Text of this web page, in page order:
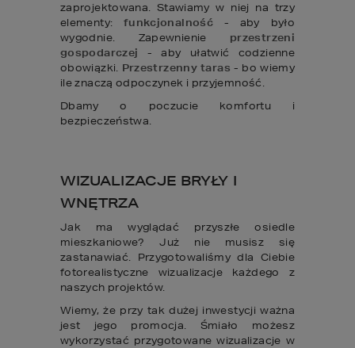
zaprojektowana. Stawiamy w niej na trzy
elementy:
funkcjonalność - aby było
wygodnie. Zapewnienie przestrzeni
gospodarczej - aby ułatwić codzienne
obowiązki. Przestrzenny taras - bo wiemy
ile znaczą odpoczynek i przyjemność.
Dbamy o poczucie komfortu i
bezpieczeństwa.
WIZUALIZACJE BRYŁY I
WNĘTRZA
Jak ma wyglądać przyszłe osiedle
mieszkaniowe? Już nie musisz się
zastanawiać. Przygotowaliśmy dla Ciebie
fotorealistyczne wizualizacje każdego z
naszych projektów.
Wiemy, że przy tak dużej inwestycji ważna
jest jego promocja. Śmiało możesz
wykorzystać przygotowane wizualizacje w